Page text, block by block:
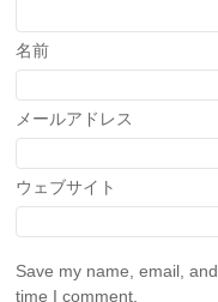
名前
メールアドレス
ウェブサイト
Save my name, email,
time I comment.